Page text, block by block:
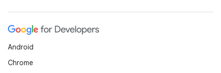
Android
Chrome